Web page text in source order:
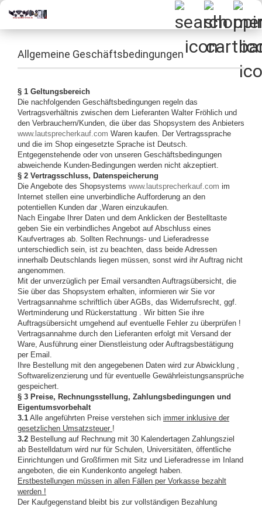
Allgemeine Geschäftsbedingungen
§ 1 Geltungsbereich
Die nachfolgenden Geschäftsbedingungen regeln das
Vertragsverhältnis zwischen dem Lieferanten Walter Fröhlich und
den Verbrauchern/Kunden, die über das Shopsystem des Anbieters
www.lautsprecherkauf.com Waren kaufen. Der Vertragssprache
und die im Shop eingesetzte Sprache ist Deutsch.
Entgegenstehende oder von unseren Geschäftsbedingungen
abweichende Kunden-Bedingungen werden nicht akzeptiert.
§ 2 Vertragsschluss, Datenspeicherung
Die Angebote des Shopsystems www.lautsprecherkauf.com im
Internet stellen eine unverbindliche Aufforderung an den
potentiellen Kunden dar ,Waren einzukaufen.
Nach Eingabe Ihrer Daten und dem Anklicken der Bestelltaste
geben Sie ein verbindliches Angebot auf Abschluss eines
Kaufvertrages ab. Sollten Rechnungs- und Lieferadresse
unterschiedlich sein, ist zu beachten, dass beide Adressen
innerhalb Deutschlands liegen müssen, sonst wird ihr Auftrag nicht
angenommen.
Mit der unverzüglich per Email versandten Auftragsübersicht, die
Sie über das Shopsystem erhalten, informieren wir Sie vor
Vertragsannahme schriftlich über AGBs, das Widerrufsrecht, ggf.
Wertminderung und Rückerstattung . Wir bitten Sie ihre
Auftragsübersicht umgehend auf eventuelle Fehler zu überprüfen !
Vertragsannahme durch den Lieferanten erfolgt mit Versand der
Ware, Ausführung einer Dienstleistung oder Auftragsbestätigung
per Email.
Ihre Bestellung mit den angegebenen Daten wird zur Abwicklung ,
Softwarelizenzierung und für eventuelle Gewährleistungsansprüche
gespeichert.
§ 3 Preise, Rechnungsstellung, Zahlungsbedingungen und
Eigentumsvorbehalt
3.1 Alle angeführten Preise verstehen sich immer inklusive der
gesetzlichen Umsatzsteuer !
3.2 Bestellung auf Rechnung mit 30 Kalendertagen Zahlungsziel
ab Bestelldatum wird nur für Schulen, Universitäten, öffentliche
Einrichtungen und Großfirmen mit Sitz und Lieferadresse im Inland
angeboten, die ein Kundenkonto angelegt haben.
Erstbestellungen müssen in allen Fällen per Vorkasse bezahlt
werden !
Der Kaufgegenstand bleibt bis zur vollständigen Bezahlung